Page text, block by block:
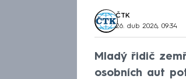
ČTK
26. dub 2026, 09:34
Mladý řidič
osobních aut